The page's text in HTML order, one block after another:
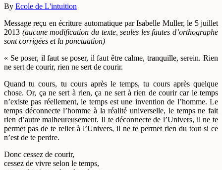
By Ecole de L'intuition
Message reçu en écriture automatique par Isabelle Muller, le 5 juillet
2013 (aucune modification du texte, seules les fautes d’orthographe
sont corrigées et la ponctuation)
« Se poser, il faut se poser, il faut être calme, tranquille, serein. Rien
ne sert de courir, rien ne sert de courir.
Quand tu cours, tu cours après le temps, tu cours après quelque
chose. Or, ça ne sert à rien, ça ne sert à rien de courir car le temps
n’existe pas réellement, le temps est une invention de l’homme. Le
temps déconnecte l’homme à la réalité universelle, le temps ne fait
rien d’autre malheureusement. Il te déconnecte de l’Univers, il ne te
permet pas de te relier à l’Univers, il ne te permet rien du tout si ce
n’est de te perdre.
Donc cessez de courir,
cessez de vivre selon le temps,